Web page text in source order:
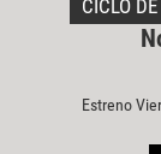
CICLO
Estreno